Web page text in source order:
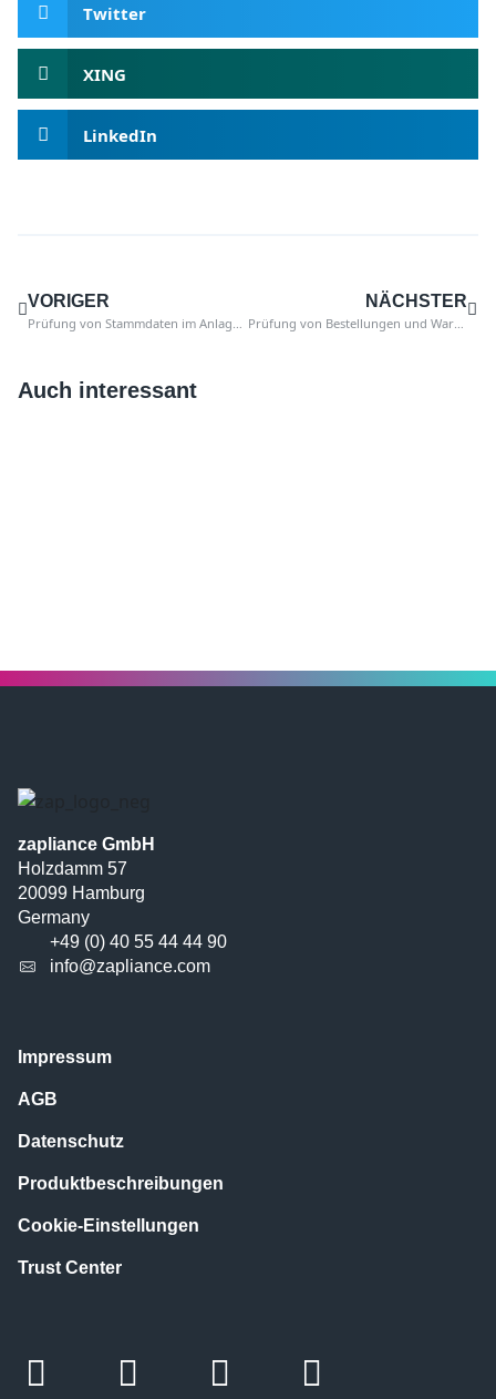
Twitter
XING
LinkedIn
VORIGER
Prüfung von Stammdaten im Anlagevermögen
NÄCHSTER
Prüfung von Bestellungen und Wareneingängen
Auch interessant
zapliance GmbH
Holzdamm 57
20099 Hamburg
Germany
+49 (0) 40 55 44 44 90
info@zapliance.com
Impressum
AGB
Datenschutz
Produktbeschreibungen
Cookie-Einstellungen
Trust Center